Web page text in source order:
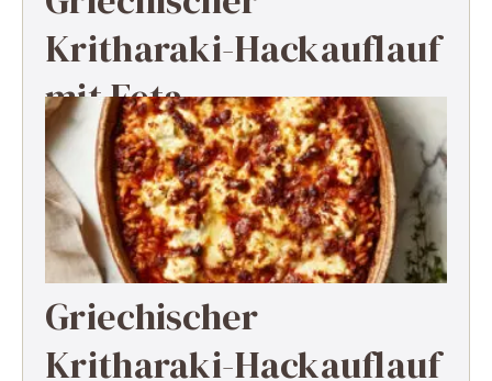
Kritharaki-Hackauflauf
mit Feta
Griechischer
Kritharaki-Hackauflauf